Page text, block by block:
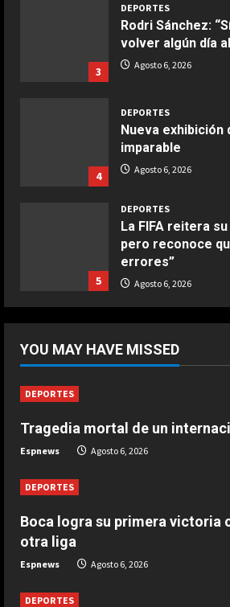
COCINA
aire
COCINA
Buñuelos de
5
3
DEPORTES
Rodri Sánchez:
volver algún día
Agosto 6, 2026
4
DEPORTES
Nueva exhibición
imparable
Agosto 6, 2026
5
DEPORTES
La FIFA reitera
pero reconoce
errores”
Agosto 6, 2026
DEPORTES
un gol de otra liga
DEPORTES
DEPORTES
volver algún día
YOU MAY HAVE MISSED
DEPORTES
Tragedia mortal de un
Espnews Agosto 6, 2026
DEPORTES
Boca logra su primera victoria
otra liga
Espnews Agosto 6, 2026
DEPORTES